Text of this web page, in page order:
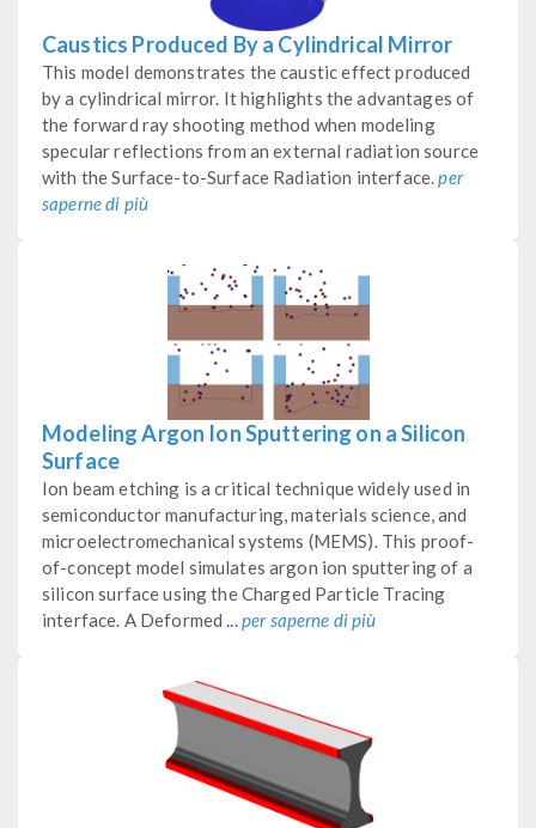
Caustics Produced By a Cylindrical Mirror
This model demonstrates the caustic effect produced
by a cylindrical mirror. It highlights the advantages of
the forward ray shooting method when modeling
specular reflections from an external radiation source
with the Surface-to-Surface Radiation interface.per
saperne di più
Modeling Argon Ion Sputtering on a Silicon
Surface
Ion beam etching is a critical technique widely used in
semiconductor manufacturing, materials science, and
microelectromechanical systems (MEMS). This proof-
of-concept model simulates argon ion sputtering of a
silicon surface using the Charged Particle Tracing
interface. A Deformed ...per saperne di più